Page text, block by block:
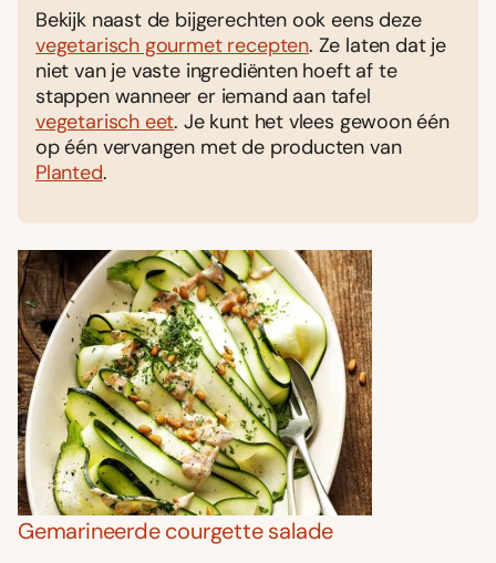
Bekijk naast de bijgerechten ook eens deze
vegetarisch gourmet recepten. Ze laten dat je
niet van je vaste ingrediënten hoeft af te
stappen wanneer er iemand aan tafel
vegetarisch eet. Je kunt het vlees gewoon één
op één vervangen met de producten van
Planted.
Gemarineerde courgette salade